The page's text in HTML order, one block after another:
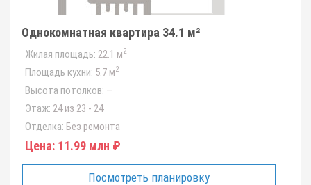
Однокомнатная квартира 34.1 м²
Жилая площадь: 22.1 м2
Площадь кухни: 5.7 м2
Высота потолков: —
Этаж: 24 из 23 - 24
Отделка: Без ремонта
Цена: 11.99 млн ₽
Посмотреть планировку